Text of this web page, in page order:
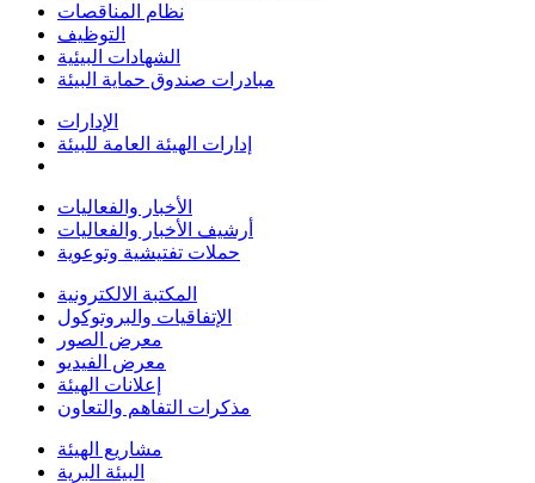
نظام المناقصات
التوظيف
الشهادات البيئية
مبادرات صندوق حماية البيئة
الإدارات
إدارات الهيئة العامة للبيئة
الأخبار والفعاليات
أرشيف الأخبار والفعاليات
حملات تفتيشية وتوعوية
المكتبة الالكترونية
الإتفاقيات والبروتوكول
معرض الصور
معرض الفيديو
إعلانات الهيئة
مذكرات التفاهم والتعاون
مشاريع الهيئة
البيئة البرية